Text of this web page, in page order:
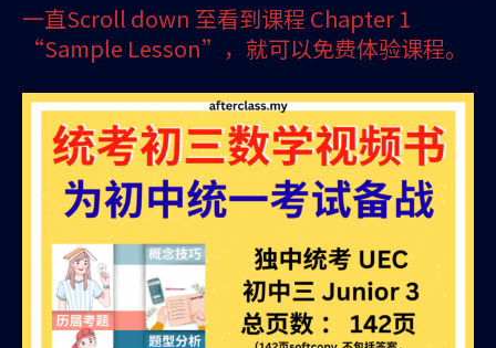
一直Scroll down 至看到课程 Chapter 1
“Sample Lesson”，就可以免费体验课程。